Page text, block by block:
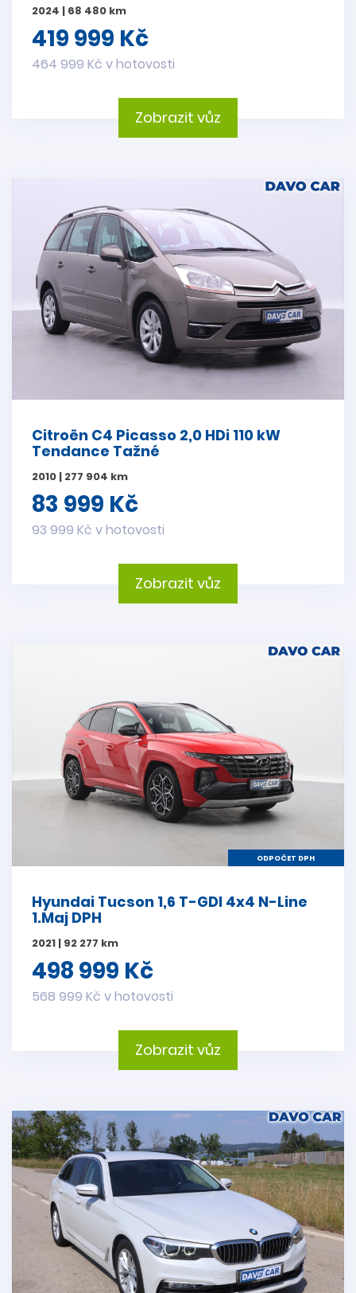
2024 | 68 480 km
419 999 Kč
464 999 Kč v hotovosti
Zobrazit vůz
Citroën C4 Picasso 2,0 HDi 110 kW
Tendance Tažné
2010 | 277 904 km
83 999 Kč
93 999 Kč v hotovosti
Zobrazit vůz
ODPOČET DPH
Hyundai Tucson 1,6 T-GDI 4x4 N-Line
1.Maj DPH
2021 | 92 277 km
498 999 Kč
568 999 Kč v hotovosti
Zobrazit vůz